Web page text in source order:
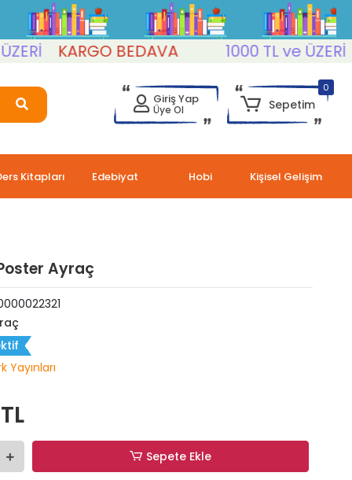
KARGO BEDAVA 1000 TL ve ÜZERİ
Giriş Yap
Üye Ol
0
Sepetim
Kitapları Edebiyat Hobi Kişisel Gelişim
Ayraç
Yayınları
Sepete Ekle